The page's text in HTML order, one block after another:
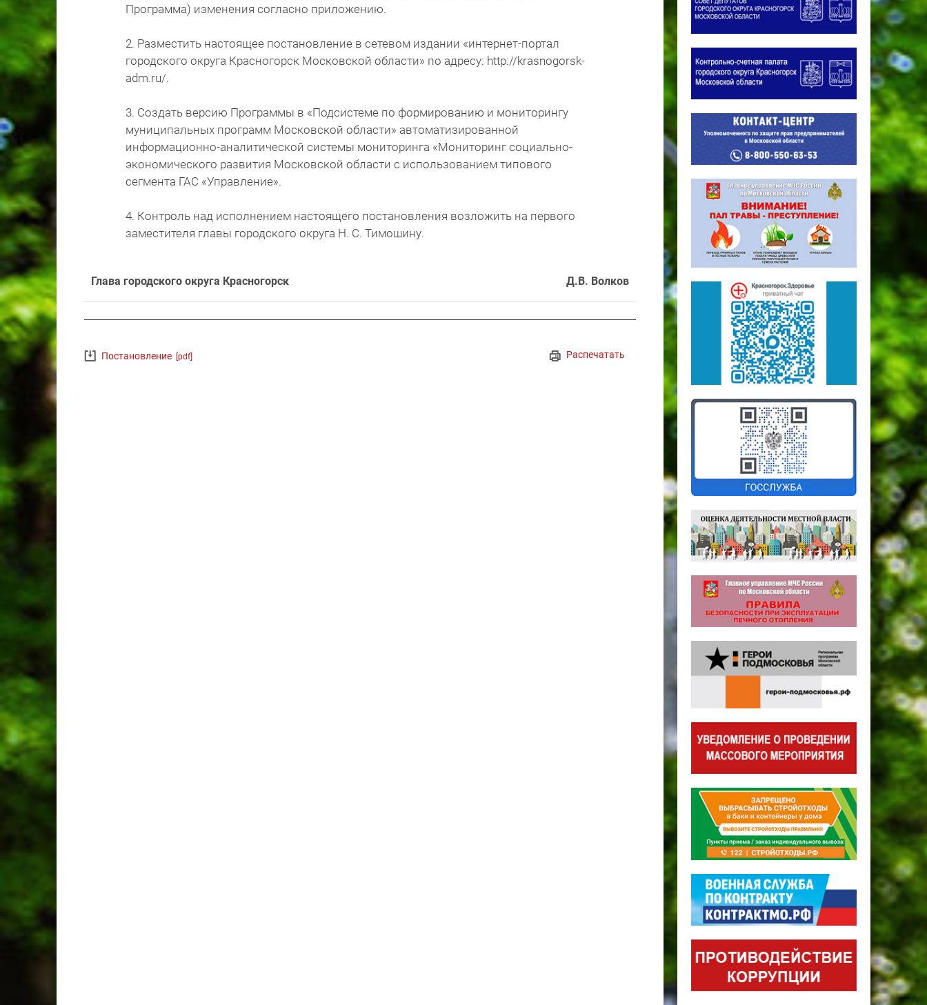
Программа) изменения согласно приложению.
2. Разместить настоящее постановление в сетевом издании «интернет-портал
городского округа Красногорск Московской области» по адресу: http://krasnogorsk-
adm.ru/.
3. Создать версию Программы в «Подсистеме по формированию и мониторингу
муниципальных программ Московской области» автоматизированной
информационно-аналитической системы мониторинга «Мониторинг социально-
экономического развития Московской области с использованием типового
сегмента ГАС «Управление».
4. Контроль над исполнением настоящего постановления возложить на первого
заместителя главы городского округа Н. С. Тимошину.
Глава городского округа Красногорск Д.В. Волков
Распечатать
Постановление [pdf]